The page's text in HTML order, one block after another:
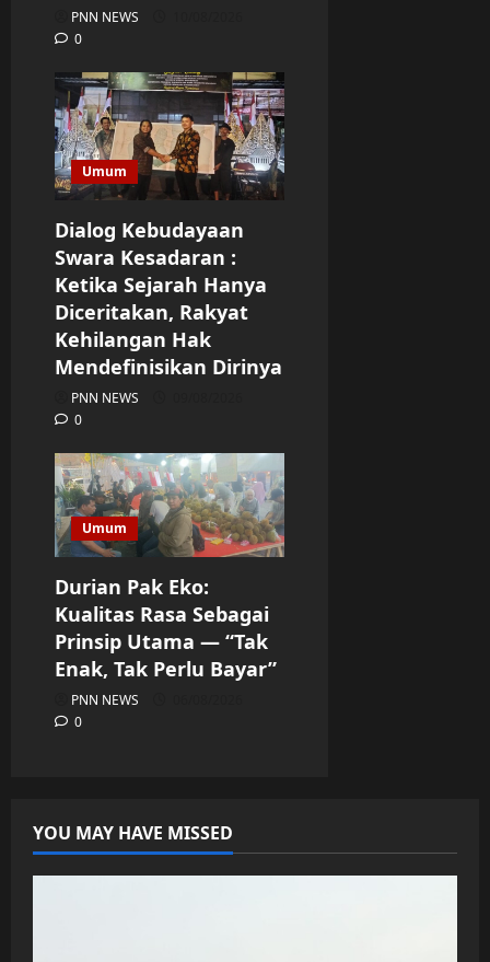
PNN NEWS
0
Umum
Dialog Kebudayaan
Swara Kesadaran :
Ketika Sejarah Hanya
Diceritakan, Rakyat
Kehilangan Hak
Mendefinisikan Dirinya
PNN NEWS
0
Umum
Durian Pak Eko:
Kualitas Rasa Sebagai
Prinsip Utama — “Tak
Enak, Tak Perlu Bayar”
PNN NEWS
0
YOU MAY HAVE MISSED